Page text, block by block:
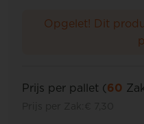
Opgelet! Dit
Prijs per pallet (60